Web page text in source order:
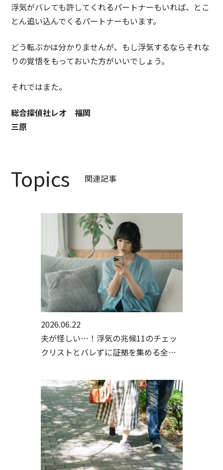
浮気がバレても許してくれるパートナーもいれば、とこ
とん追い込んでくるパートナーもいます。
どう転ぶかは分かりませんが、もし浮気するならそれな
りの覚悟をもっておいた方がいいでしょう。
それではまた。
総合探偵社レオ 福岡
三原
Topics 関連記事
2026.06.22
夫が怪しい…！浮気の兆候11のチェッ
クリストとバレずに証拠を集める全手